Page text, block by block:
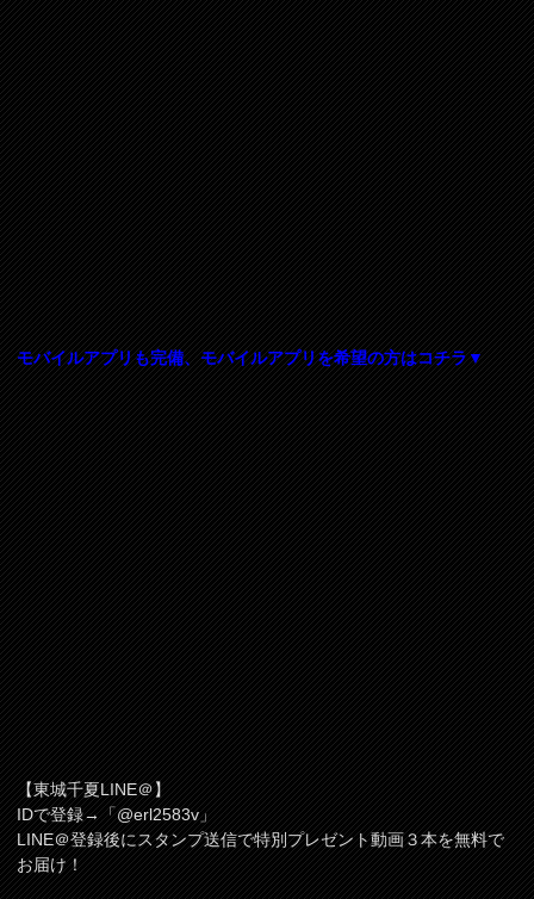
モバイルアプリも完備、モバイルアプリを希望の方はコチラ▼
【東城千夏LINE＠】
IDで登録→「@erl2583v」
LINE＠登録後にスタンプ送信で特別プレゼント動画３本を無料で
お届け！